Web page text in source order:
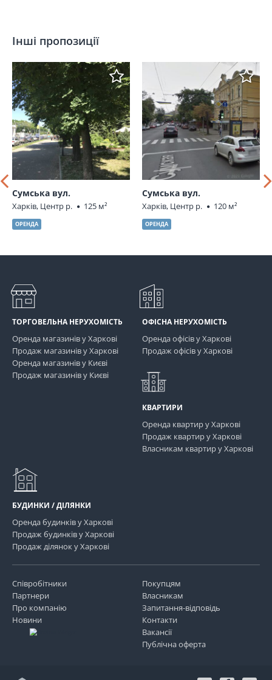
Інші пропозиції
Сумська вул.
Харків, Центр р. 125 м²
ОРЕНДА
Сумська вул.
Харків, Центр р. 120 м²
ОРЕНДА
ТОРГОВЕЛЬНА НЕРУХОМІСТЬ
Оренда магазинів у Харкові
Продаж магазинів у Харкові
Оренда магазинів у Києві
Продаж магазинів у Києві
ОФІСНА НЕРУХОМІСТЬ
Оренда офісів у Харкові
Продаж офісів у Харкові
КВАРТИРИ
Оренда квартир у Харкові
Продаж квартир у Харкові
Власникам квартир у Харкові
БУДИНКИ / ДІЛЯНКИ
Оренда будинків у Харкові
Продаж будинків у Харкові
Продаж ділянок у Харкові
Співробітники
Партнери
Покупцям
Власникам
Про компанію
Новини
Запитання-відповідь
Контакти
Вакансії
Публічна оферта